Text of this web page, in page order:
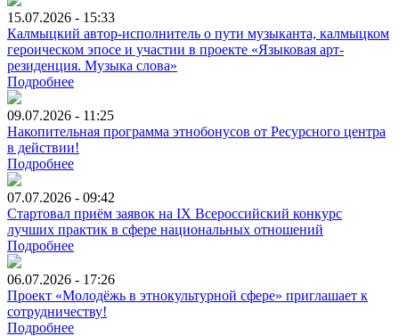
15.07.2026 - 15:33
Калмыцкий автор-исполнитель о пути музыканта, калмыцком
героическом эпосе и участии в проекте «Языковая арт-
резиденция. Музыка слова»
Подробнее
09.07.2026 - 11:25
Накопительная программа этнобонусов от Ресурсного центра
в действии!
Подробнее
07.07.2026 - 09:42
Стартовал приём заявок на IX Всероссийский конкурс
лучших практик в сфере национальных отношений
Подробнее
06.07.2026 - 17:26
Проект «Молодёжь в этнокультурной сфере» приглашает к
сотрудничеству!
Подробнее